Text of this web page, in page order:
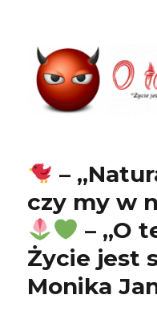
O teatrze
–
czy my w
– „O
Życie jest
Monika